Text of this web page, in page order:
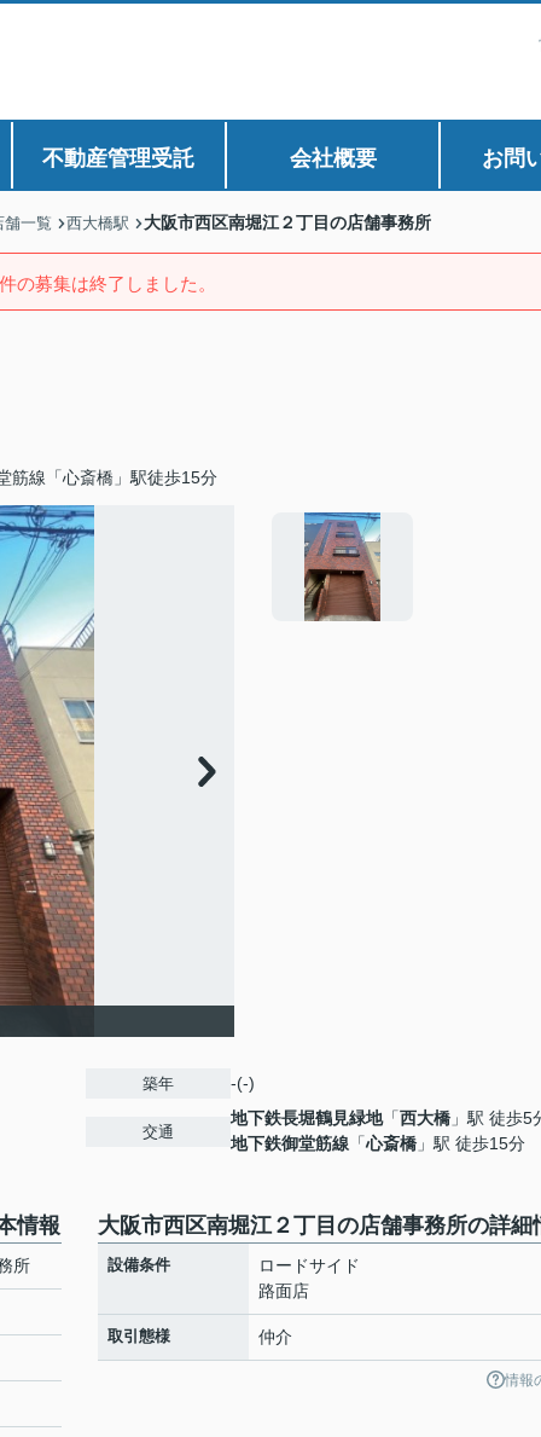
不動産管理受託 会社概要 お問
舗一覧 西大橋駅 大阪市西区南堀江２丁目の店舗事務所
の募集は終了しました。
筋線「心斎橋」駅徒歩15分
築年 -(-)
交通
地下鉄長堀鶴見緑地「西大橋 」駅 徒歩5
地下鉄御堂筋線 「心斎橋 」駅 徒歩15分
情報
所
大阪市西区南堀江２丁目の店舗事務所の詳細
設備条件
ロードサイド
路面店
取引態様 仲介
情報